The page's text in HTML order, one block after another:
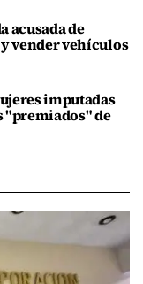
acusada de
vender vehículos
imputadas
"premiados" de